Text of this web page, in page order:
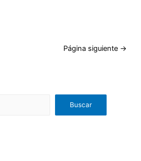
Página siguiente →
Buscar